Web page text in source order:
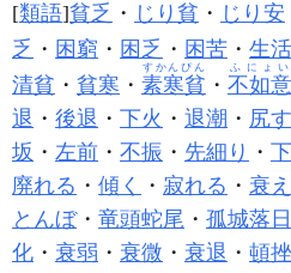
[類語]貧乏 ・ じり貧 ・ じり安
乏 ・ 困窮 ・ 困乏 ・ 困苦 ・ 生
清貧 ・ 貧寒 ・ 素寒貧
すかんぴん
・ 不如意
ふにょい
退 ・ 後退 ・ 下火 ・ 退潮 ・ 尻
坂 ・ 左前 ・ 不振 ・ 先細り ・
廃れる ・ 傾く ・ 寂れる ・ 衰
とんぼ・ 竜頭蛇尾 ・ 孤城落日
化 ・ 衰弱 ・ 衰微 ・ 衰退 ・ 頓挫